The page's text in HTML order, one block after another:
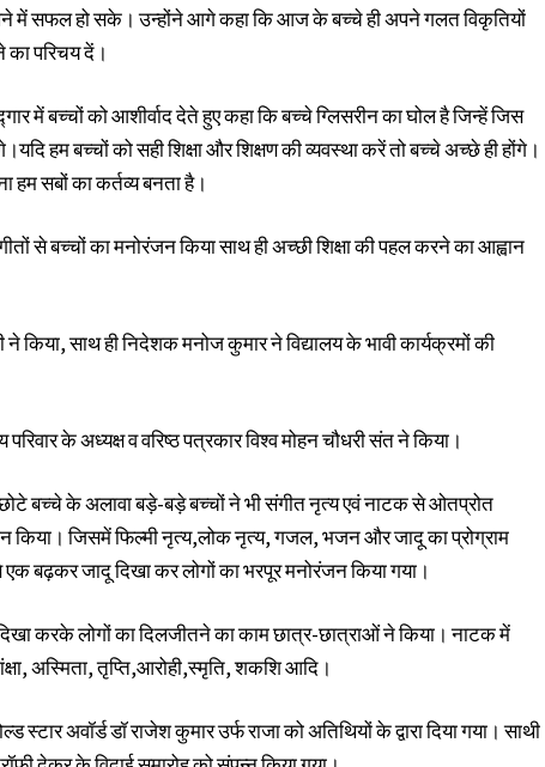
में सफल हो सके। उन्होंने आगे कहा कि आज के बच्चे ही अपने गलत विकृतियों
परिचय दें।
में बच्चों को आशीर्वाद देते हुए कहा कि बच्चे ग्लिसरीन का घोल है जिन्हें जिस
हम बच्चों को सही शिक्षा और शिक्षण की व्यवस्था करें तो बच्चे अच्छे ही होंगे।
हम सबों का कर्तव्य बनता है।
से बच्चों का मनोरंजन किया साथ ही अच्छी शिक्षा की पहल करने का आह्वान
ने किया, साथ ही निदेशक मनोज कुमार ने विद्यालय के भावी कार्यक्रमों की
के अध्यक्ष व वरिष्ठ पत्रकार विश्व मोहन चौधरी संत ने किया।
बच्चे के अलावा बड़े-बड़े बच्चों ने भी संगीत नृत्य एवं नाटक से ओतप्रोत
किया। जिसमें फिल्मी नृत्य,लोक नृत्य, गजल, भजन और जादू का प्रोग्राम
एक बढ़कर जादू दिखा कर लोगों का भरपूर मनोरंजन किया गया।
करके लोगों का दिलजीतने का काम छात्र-छात्राओं ने किया। नाटक में
अस्मिता, तृप्ति,आरोही,स्मृति, शकशि आदि।
स्टार अवॉर्ड डॉ राजेश कुमार उर्फ राजा को अतिथियों के द्वारा दिया गया। साथी